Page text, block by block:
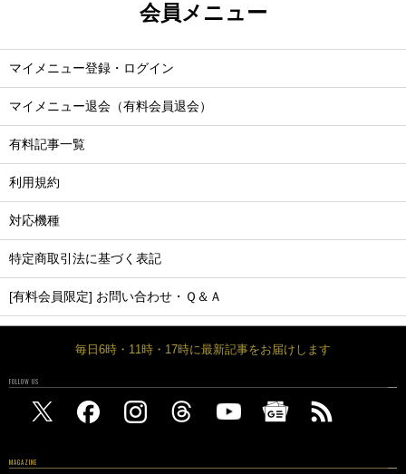
会員メニュー
マイメニュー登録・ログイン
マイメニュー退会（有料会員退会）
有料記事一覧
利用規約
対応機種
特定商取引法に基づく表記
[有料会員限定] お問い合わせ・Ｑ＆Ａ
毎日6時・11時・17時に最新記事をお届けします
FOLLOW US
MAGAZINE